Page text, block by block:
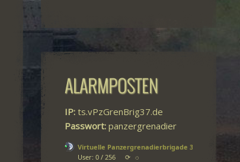
ALARMPOSTEN
IP: ts.vPzGrenBrig37.de
Passwort: panzergrenadier
Virtuelle Panzergrenadierbrigade 37
User: 0 / 256
⟳ ◌